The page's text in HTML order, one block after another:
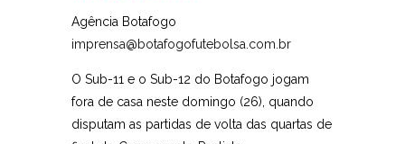
Agência Botafogo
imprensa@botafogofutebolsa.com.br
O Sub-11 e o Sub-12 do Botafogo jogam
fora de casa neste domingo (26), quando
disputam as partidas de volta das quartas de